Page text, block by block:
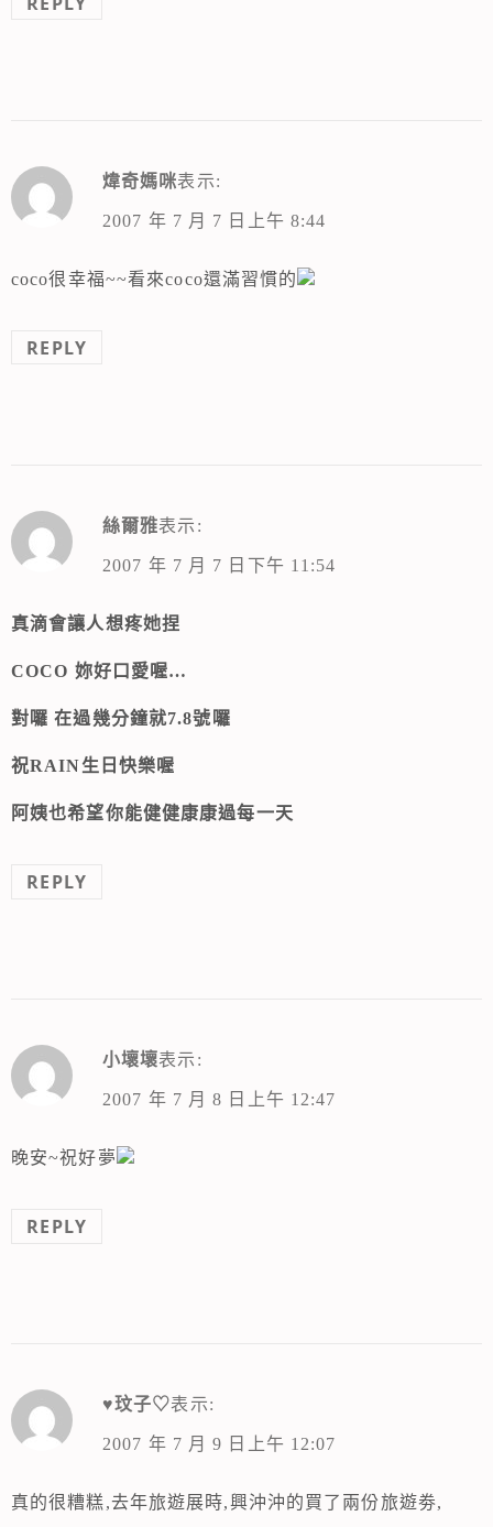
煒奇媽咪表示:
2007 年 7 月 7 日上午 8:44
coco很幸福~~看來coco還滿習慣的
REPLY
絲爾雅表示:
2007 年 7 月 7 日下午 11:54
真滴會讓人想疼她捏
COCO 妳好口愛喔…
對囉 在過幾分鐘就7.8號囉
祝RAIN生日快樂喔
阿姨也希望你能健健康康過每一天
REPLY
小壞壞表示:
2007 年 7 月 8 日上午 12:47
晚安~祝好夢
REPLY
♥玟子♡表示:
2007 年 7 月 9 日上午 12:07
真的很糟糕,去年旅遊展時,興沖沖的買了兩份旅遊劵,